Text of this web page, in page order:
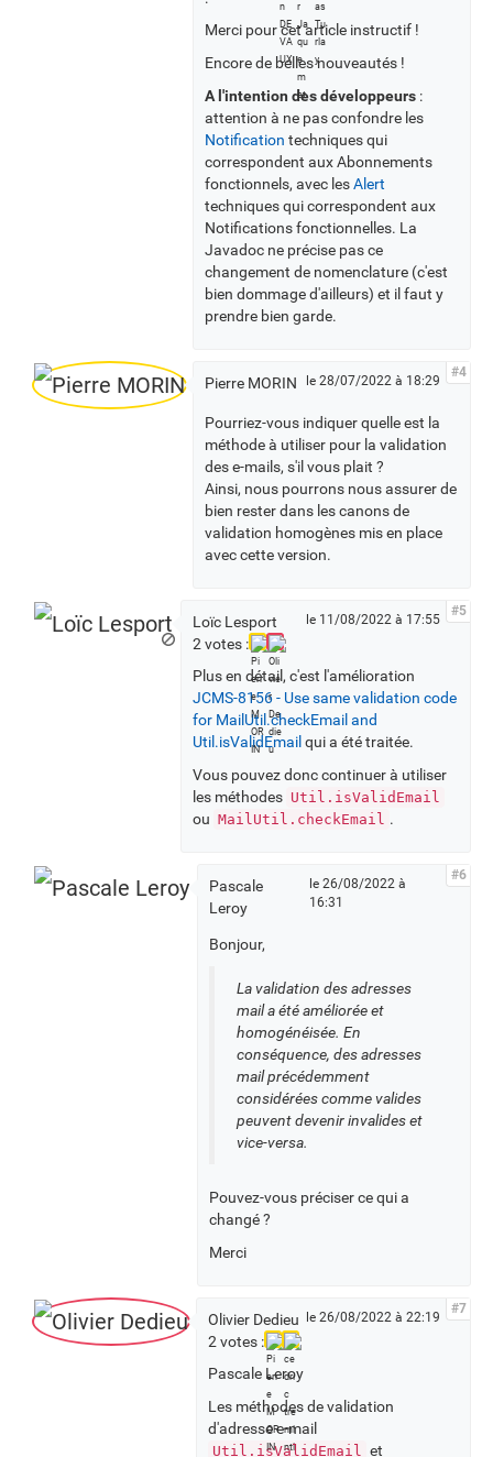
t
o
s
l
e
s
v
o
t
a
n
t
Merci pour cet article instructif !
Encore de belles nouveautés !
A l'intention des développeurs :
attention à ne pas confondre les
Notification techniques qui
correspondent aux Abonnements
fonctionnels, avec lesAlert
techniques qui correspondent aux
Notifications fonctionnelles. La
Javadoc ne précise pas ce
changement de nomenclature (c'est
bien dommage d'ailleurs) et il faut y
prendre bien garde.
Pierre MORIN le 28/07/2022 à 18:29
#4
Pourriez-vous indiquer quelle est la
méthode à utiliser pour la validation
des e-mails, s'il vous plait ?
Ainsi, nous pourrons nous assurer de
bien rester dans les canons de
validation homogènes mis en place
avec cette version.
Loïc Lesport
2 votes :
le 11/08/2022 à 17:55
#5
Plus en détail, c'est l'amélioration
JCMS-8156 - Use same validation code
for MailUtil.checkEmail and
Util.isValidEmailqui a été traitée.
Vous pouvez donc continuer à utiliser
les méthodes Util.isValidEmail
ou MailUtil.checkEmail .
Pascale
Leroy
le 26/08/2022 à
16:31
#6
Bonjour,
La validation des adresses
mail a été améliorée et
homogénéisée. En
conséquence, des adresses
mail précédemment
considérées comme valides
peuvent devenir invalides et
vice-versa.
Pouvez-vous préciser ce qui a
changé ?
Merci
Olivier Dedieu
2 votes :
le 26/08/2022 à 22:19
#7
Pascale Leroy
Les méthodes de validation
d'adresse e-mail
Util.isValidEmail et